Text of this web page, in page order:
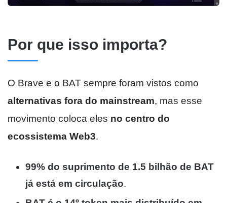
Por que isso importa?
O Brave e o BAT sempre foram vistos como
alternativas fora do mainstream, mas esse
movimento coloca eles no centro do
ecossistema Web3.
99% do suprimento de 1.5 bilhão de BAT
já está em circulação.